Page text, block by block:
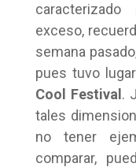
exceso,
semana
pues tuvo
Cool Festival .
tales
no tener
comparar,